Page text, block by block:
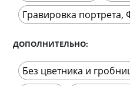
Гравировка
ДОПОЛНИТЕЛЬНО
Без цветника и